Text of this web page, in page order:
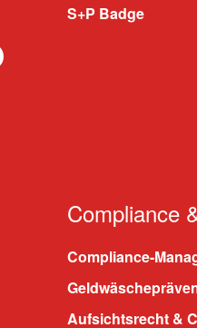
S+P Badge
Compliance
Compliance-
Aufsichtsrecht &